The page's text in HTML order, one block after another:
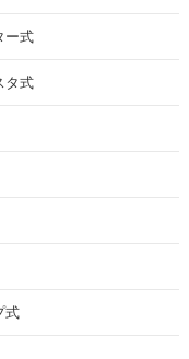
ー式
タ式
式